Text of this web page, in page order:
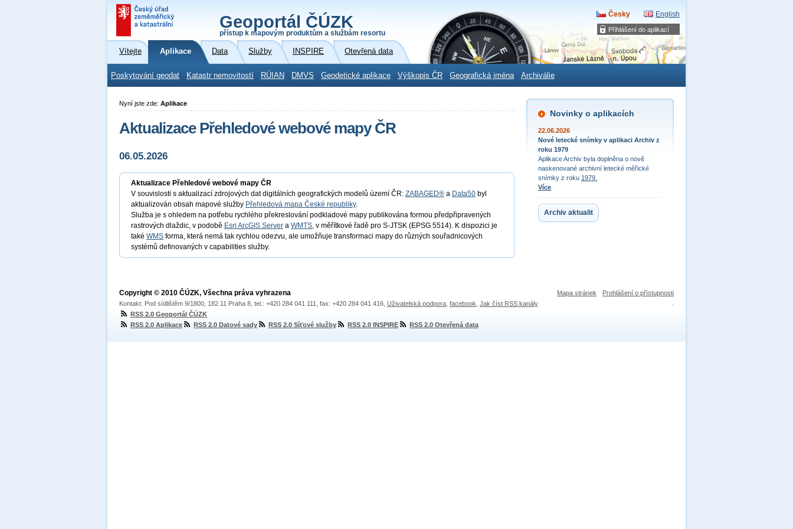
Přihlášení do aplikací
Geoportál ČÚZK
přístup k mapovým produktům a službám resortu
Česky English
Vítejte Aplikace Data Služby INSPIRE Otevřená data
Poskytování geodat Katastr nemovitostí RÚIAN DMVS Geodetické aplikace Výškopis ČR Geografická jména Archiválie
Novinky o aplikacích
22.06.2026
Nové letecké snímky v aplikaci Archiv z
roku 1979
Aplikace Archiv byla doplněna o nově
naskenované archivní letecké měřické
snímky z roku 1979.
Více
Archiv aktualit
Nyní jste zde: Aplikace
Aktualizace Přehledové webové mapy ČR
06.05.2026
Aktualizace Přehledové webové mapy ČR
V souvislosti s aktualizací zdrojových dat digitálních geografických modelů území ČR: ZABAGED® a Data50 byl
aktualizován obsah mapové služby Přehledová mapa České republiky.
Služba je s ohledem na potřebu rychlého překreslování podkladové mapy publikována formou předpřipravených
rastrových dlaždic, v podobě Esri ArcGIS Server a WMTS, v měřítkové řadě pro S-JTSK (EPSG 5514). K dispozici je
také WMS forma, která nemá tak rychlou odezvu, ale umožňuje transformaci mapy do různých souřadnicových
systémů definovaných v capabilities služby.
Mapa stránek Prohlášení o přístupnosti
Copyright © 2010 ČÚZK, Všechna práva vyhrazena
Kontakt: Pod sídlištěm 9/1800, 182 11 Praha 8, tel.: +420 284 041 111, fax: +420 284 041 416, Uživatelská podpora facebook Jak číst RSS kanály
RSS 2.0 Geoportál ČÚZK
RSS 2.0 Aplikace
RSS 2.0 Datové sady RSS 2.0 Síťové služby RSS 2.0 INSPIRE RSS 2.0 Otevřená data